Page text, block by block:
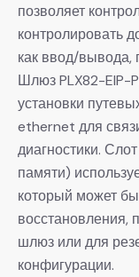
позволяет
контролировать
как ввод/вывода,
Шлюз PLX82-EIP-
установки
ethernet для
диагностики.
памяти)
который может
восстановления,
шлюз или для
конфигурации.